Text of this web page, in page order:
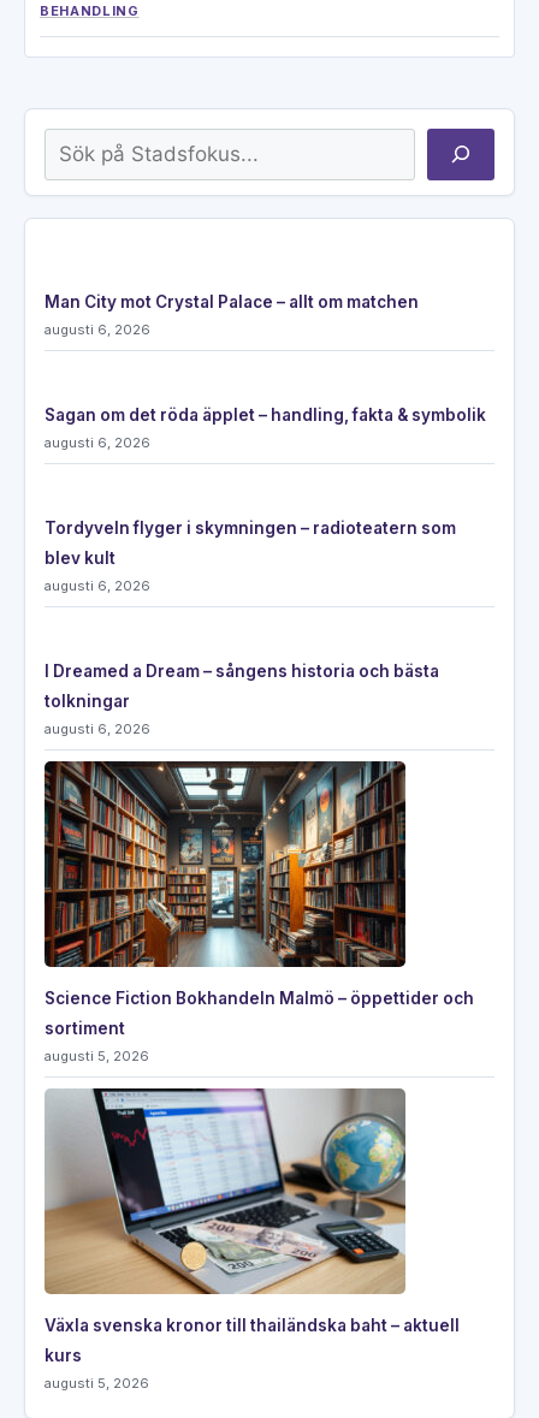
BEHANDLING
Sök
Man City mot Crystal Palace – allt om matchen
augusti 6, 2026
Sagan om det röda äpplet – handling, fakta & symbolik
augusti 6, 2026
Tordyveln flyger i skymningen – radioteatern som
blev kult
augusti 6, 2026
I Dreamed a Dream – sångens historia och bästa
tolkningar
augusti 6, 2026
Science Fiction Bokhandeln Malmö – öppettider och
sortiment
augusti 5, 2026
Växla svenska kronor till thailändska baht – aktuell
kurs
augusti 5, 2026